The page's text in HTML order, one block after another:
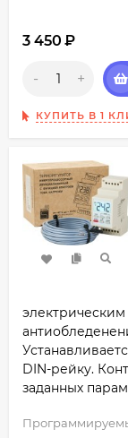
3 450 ₽
- +
КУПИТЬ В 1
DIN-рейку.
заданных